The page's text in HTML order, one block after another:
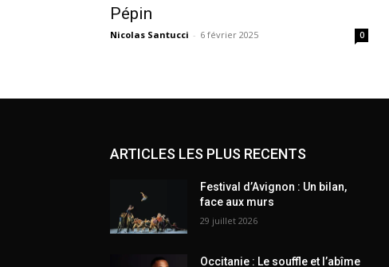
Pépin
Nicolas Santucci - 6 février 2025 0
ARTICLES LES PLUS RECENTS
Festival d’Avignon : Un bilan,
face aux murs
29 juillet 2026
Occitanie : Le souffle et l’abîme